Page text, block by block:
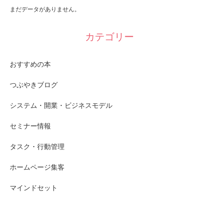
まだデータがありません。
カテゴリー
おすすめの本
つぶやきブログ
システム・開業・ビジネスモデル
セミナー情報
タスク・行動管理
ホームページ集客
マインドセット